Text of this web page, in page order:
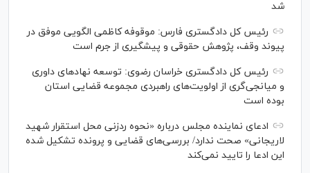
شد
رئیس کل دادگستری فارس: موقوفه کاظمی الگویی موفق در
پیوند وقف، پژوهش حقوقی و پیشگیری از جرم است
رئیس کل دادگستری خراسان رضوی: توسعه نهاد‌های داوری
و میانجی‌گری از اولویت‌های راهبردی مجموعه قضایی استان
بوده است
ادعای نماینده مجلس درباره «نحوه ردزنی محل استقرار شهید
لاریجانی» صحت ندارد/ بررسی‌های قضایی و پرونده تشکیل شده
این ادعا را تایید نمی‌کند